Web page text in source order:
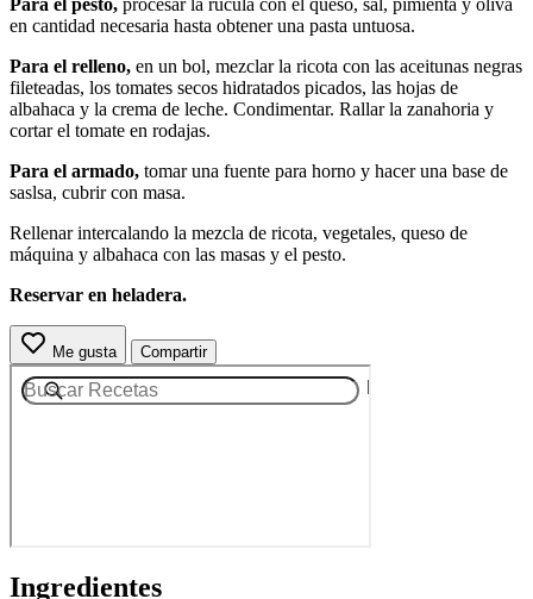
en cantidad necesaria hasta obtener una pasta untuosa.
Para el relleno, en un bol, mezclar la ricota con las aceitunas negras
fileteadas, los tomates secos hidratados picados, las hojas de
albahaca y la crema de leche. Condimentar. Rallar la zanahoria y
cortar el tomate en rodajas.
Para el armado, tomar una fuente para horno y hacer una base de
saslsa, cubrir con masa.
Rellenar intercalando la mezcla de ricota, vegetales, queso de
máquina y albahaca con las masas y el pesto.
Reservar en heladera.
Me gusta Compartir
Ingredientes